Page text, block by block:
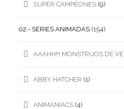
SUPER CAMPÉONES (9)
02.- SERIES ANIMADAS (154)
AAAHH!!! MONSTRUOS DE
ABBY HATCHER (1)
ANIMANIACS (4)